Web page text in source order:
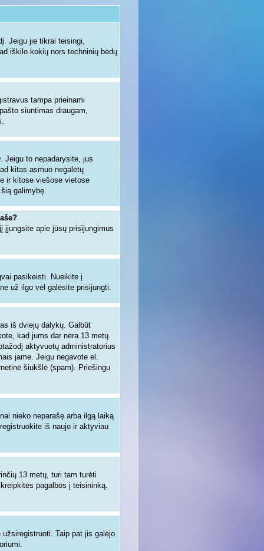
Jeigu jie tikrai teisingi,
iškilo kokių nors techninių bėdų
tampa prieinami
siuntimas draugam,
. Jeigu to nepadarysite, jus
kitas asmuo negalėtų
ir kitose viešose vietose
galimybę.
įjungsite apie jūsų prisijungimus
pasikeisti. Nueikite į
už ilgo vėl galėsite prisijungti.
iš dviejų dalykų. Galbūt
kad jums dar nėra 13 metų.
aktyvuotų administratorius
jame. Jeigu negavote el.
šiukšlė (spam). Priešingu
nieko neparašę arba ilgą laiką
iš naujo ir aktyviau
13 metų, turi tam turėti
pagalbos į teisininką.
Taip pat jis galėjo